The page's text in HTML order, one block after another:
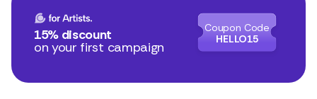
15% discount
on your first campaign
Coupon Code
HELLO15